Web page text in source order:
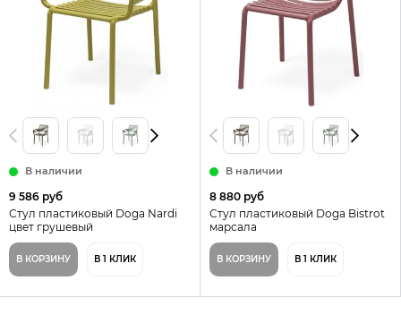
В наличии
9 586 руб
Стул пластиковый Doga Nardi
цвет грушевый
В КОРЗИНУ В 1 КЛИК
В наличии
8 880 руб
Стул пластиковый Doga Bistrot
марсала
В КОРЗИНУ В 1 КЛИК